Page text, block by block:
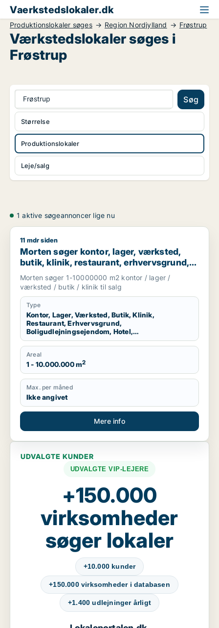
Vaerkstedslokaler.dk
Produktionslokaler søges Region Nordjylland Frøstrup
Værkstedslokaler søges i
Frøstrup
Frøstrup Søg
Produktionslokaler
Leje/salg
Størrelse
1 aktive søgeannoncer lige nu
Morten søger kontor, lager, værksted, butik, klinik,
11 mdr siden
Morten søger kontor, lager, værksted,
butik, klinik, restaurant, erhvervsgrund,
boligudlejningsejendom, hotel eller
produktionslokaler til salg i Region
Nordjylland
Morten søger 1-10000000 m2 kontor / lager /
værksted / butik / klinik til salg
Type
Kontor, Lager, Værksted, Butik, Klinik,
Restaurant, Erhvervsgrund,
Boligudlejningsejendom, Hotel,
Produktionslokaler
Areal
1 - 10.000.000 m2
Max. per måned
Ikke angivet
Mere info
UDVALGTE KUNDER
UDVALGTE VIP-LEJERE
+150.000
virksomheder
søger lokaler
+10.000 kunder
+150.000 virksomheder i databasen
+1.400 udlejninger årligt